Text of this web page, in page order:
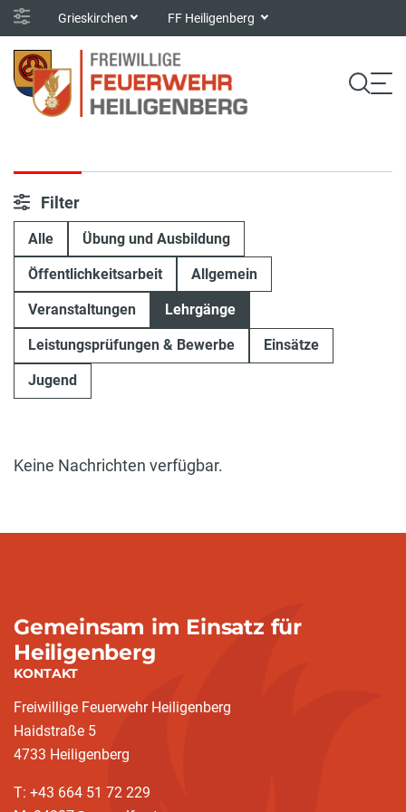
Grieskirchen FF Heiligenberg
Filter
Alle Übung und Ausbildung
Öffentlichkeitsarbeit Allgemein
Veranstaltungen Lehrgänge
Leistungsprüfungen & Bewerbe Einsätze
Jugend
Keine Nachrichten verfügbar.
Gemeinsam im Einsatz für
Heiligenberg
KONTAKT
Freiwillige Feuerwehr Heiligenberg
Haidstraße 5
4733 Heiligenberg
T: +43 664 51 72 229